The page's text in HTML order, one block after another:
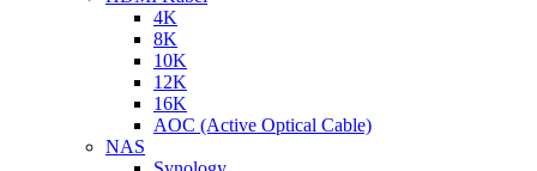
4K
8K
10K
12K
16K
AOC (Active Optical Cable)
NAS